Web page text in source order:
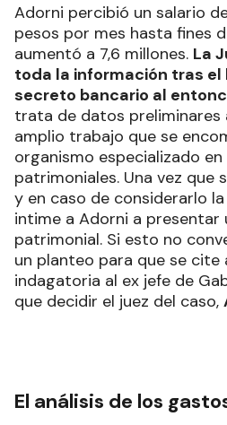
Adorni percibió un salario
pesos por mes hasta fines
aumentó a 7,6 millones. La
toda la información tras
secreto bancario al
trata de datos preliminares
amplio trabajo que se
organismo especializado
patrimoniales. Una vez que
y en caso de considerarlo
intime a Adorni a presentar
patrimonial. Si esto no
un planteo para que se cite
indagatoria al ex jefe de
que decidir el juez del caso,
El análisis de los